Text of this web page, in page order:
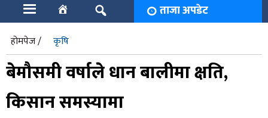
ताजा अपडेट
होमपेज / कृषि
बेमौसमी वर्षाले धान बालीमा क्षति,
किसान समस्यामा